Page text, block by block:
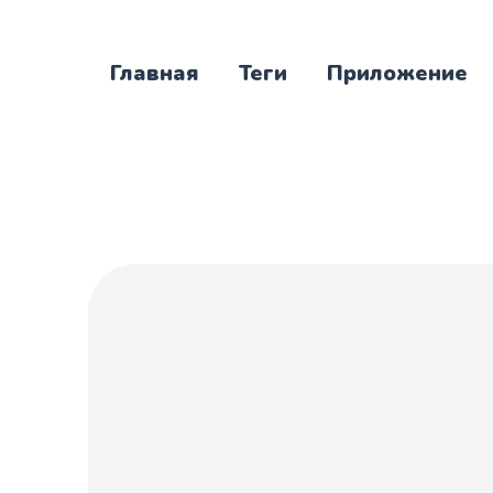
Главная Теги Приложение